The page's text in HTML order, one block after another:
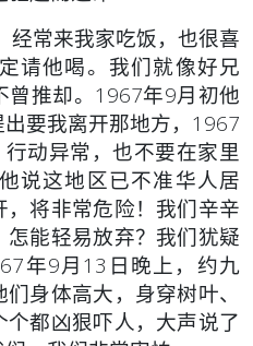
常来我家吃饭，也很喜
请他喝。我们就像好兄
曾推却。1967年9月初他
要我离开那地方，1967
动异常，也不要在家里
说这地区已不准华人居
将非常危险！我们辛辛
能轻易放弃？我们犹疑
年9月13日晚上，约九
身体高大，身穿树叶、
都凶狠吓人，大声说了